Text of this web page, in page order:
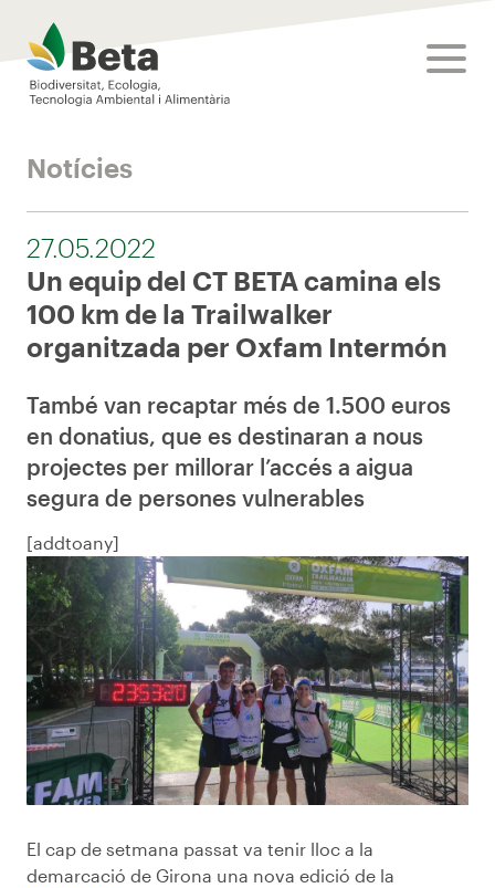
Beta Tech Center
Notícies
27.05.2022
Un equip del CT BETA camina els
100 km de la Trailwalker
organitzada per Oxfam Intermón
També van recaptar més de 1.500 euros
en donatius, que es destinaran a nous
projectes per millorar l’accés a aigua
segura de persones vulnerables
[addtoany]
El cap de setmana passat va tenir lloc a la
demarcació de Girona una nova edició de la